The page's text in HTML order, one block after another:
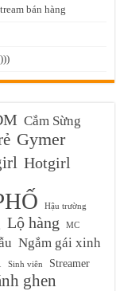
bán hàng
Cắm Sừng
Gymer
Hotgirl
Hậu trường
Lộ hàng MC
Ngắm gái xinh
Sinh viên Streamer
ghen